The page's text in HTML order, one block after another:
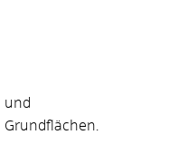
und